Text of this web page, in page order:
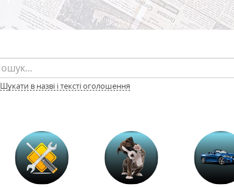
Шукати в назві і тексті оголошення